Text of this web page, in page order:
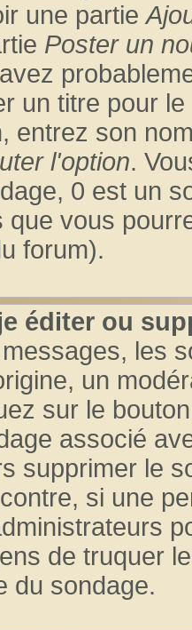
une partie
Poster un
un titre pour
entrez son
l'option.
0 est un
que vous
forum).
éditer ou
les
un
sur le
associé
supprimer le
si une
de truquer
du sondage.